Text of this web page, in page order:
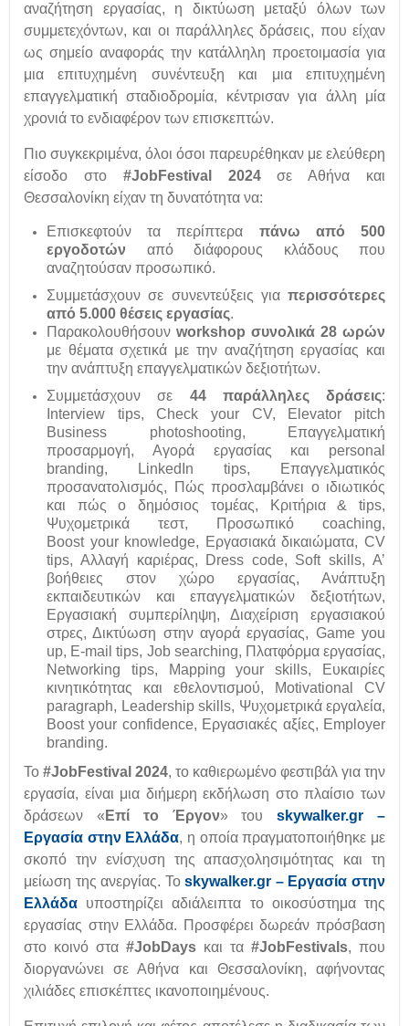
αναζήτηση εργασίας, η δικτύωση μεταξύ όλων των
συμμετεχόντων, και οι παράλληλες δράσεις, που είχαν
ως σημείο αναφοράς την κατάλληλη προετοιμασία για
μια επιτυχημένη συνέντευξη και μια επιτυχημένη
επαγγελματική σταδιοδρομία, κέντρισαν για άλλη μία
χρονιά το ενδιαφέρον των επισκεπτών.
Πιο συγκεκριμένα, όλοι όσοι παρευρέθηκαν με ελεύθερη
είσοδο στο #JobFestival 2024σε Αθήνα και
Θεσσαλονίκη είχαν τη δυνατότητα να:
Επισκεφτούν τα περίπτερα πάνω από 500
εργοδοτών από διάφορους κλάδους που
αναζητούσαν προσωπικό.
Συμμετάσχουν σε συνεντεύξεις για περισσότερες
από 5.000 θέσεις εργασίας.
Παρακολουθήσουν workshop συνολικά 28 ωρών
με θέματα σχετικά με την αναζήτηση εργασίας και
την ανάπτυξη επαγγελματικών δεξιοτήτων.
Συμμετάσχουν σε 44 παράλληλες δράσεις:
Interview tips, Check your CV, Elevator pitch
Business photoshooting, Επαγγελματική
προσαρμογή, Αγορά εργασίας και personal
branding, LinkedIn tips, Επαγγελματικός
προσανατολισμός, Πώς προσλαμβάνει ο ιδιωτικός
και πώς ο δημόσιος τομέας, Κριτήρια & tips,
Ψυχομετρικά τεστ, Προσωπικό coaching,
Boost your knowledge, Εργασιακά δικαιώματα, CV
tips, Αλλαγή καριέρας, Dress code, Soft skills, Α’
βοήθειες στον χώρο εργασίας, Ανάπτυξη
εκπαιδευτικών και επαγγελματικών δεξιοτήτων,
Εργασιακή συμπερίληψη, Διαχείριση εργασιακού
στρες, Δικτύωση στην αγορά εργασίας, Game you
up, E-mail tips, Job searching, Πλατφόρμα εργασίας,
Networking tips, Mapping your skills, Ευκαιρίες
κινητικότητας και εθελοντισμού, Motivational CV
paragraph, Leadership skills, Ψυχομετρικά εργαλεία,
Boost your confidence, Εργασιακές αξίες, Employer
branding.
Το #JobFestival 2024, το καθιερωμένο φεστιβάλ για την
εργασία, είναι μια διήμερη εκδήλωση στο πλαίσιο των
δράσεων « Επί το Έργον» τουskywalker.gr –
Εργασία στην Ελλάδα, η οποία πραγματοποιήθηκε με
σκοπό την ενίσχυση της απασχολησιμότητας και τη
μείωση της ανεργίας. Τοskywalker.gr – Εργασία στην
Ελλάδα υποστηρίζει αδιάλειπτα το οικοσύστημα της
εργασίας στην Ελλάδα. Προσφέρει δωρεάν πρόσβαση
στο κοινό στα #JobDays και τα #JobFestivals, που
διοργανώνει σε Αθήνα και Θεσσαλονίκη, αφήνοντας
χιλιάδες επισκέπτες ικανοποιημένους.